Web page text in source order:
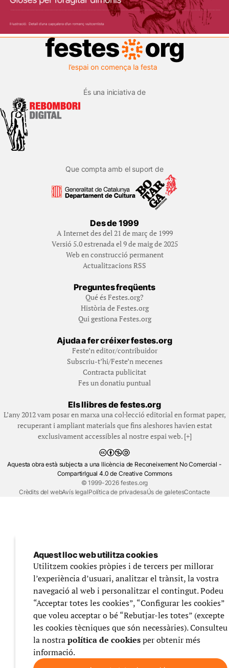
És una iniciativa de
Que compta amb el suport de
Des de 1999
A Internet des del 21 de març de 1999
Versió 5.0 estrenada el 9 de maig de 2025
Web en construcció permanent
Actualitzacions RSS
Preguntes freqüents
Qué és Festes.org?
Història de Festes.org
Qui gestiona Festes.org
Ajuda a fer créixer festes.org
Feste’n editor/contribuidor
Subscriu-t’hi/Feste’n mecenes
Contracta publicitat
Fes un donatiu puntual
Els llibres de festes.org
L’any 2012 vam posar en marxa una col·lecció editorial en format paper,
recuperant i ampliant materials que fins aleshores havien estat
exclusivament accessibles al nostre espai web. [+]
Aquesta obra està subjecta a una llicència de Reconeixement No Comercial -
CompartirIgual 4.0 de Creative Commons
© 1999-2026 festes.org
Crèdits del webAvís legalPolítica de privadesaÚs de galetesContacte
Aquest lloc web utilitza cookies
Utilitzem cookies pròpies i de tercers per millorar
l’experiència d’usuari, analitzar el trànsit, la vostra
navegació al web i personalitzar el contingut. Podeu
“Acceptar totes les cookies”, “Configurar les cookies”
que voleu acceptar o bé “Rebutjar-les totes” (excepte
les cookies tècniques que són necessàries). Consulteu
la nostrapolítica de cookiesper obtenir més
informació.